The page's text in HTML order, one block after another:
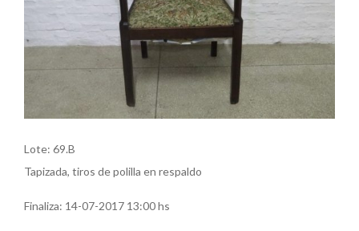
Lote: 69.B
Tapizada, tiros de polilla en respaldo
Finaliza: 14-07-2017 13:00 hs